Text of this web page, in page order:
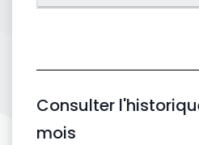
Consulter
mois